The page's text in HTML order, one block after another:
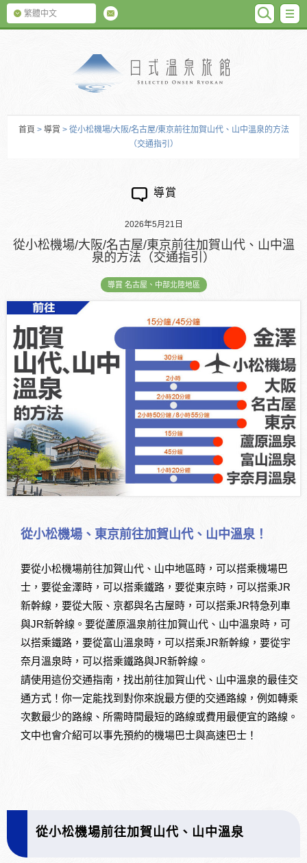
繁體中文
首頁 > 導賞 > 從小松機場/大阪/名古屋/東京前往加賀山代、山中溫泉的方法
（交通指引）
導賞
2026年5月21日
從小松機場/大阪/名古屋/東京前往加賀山代、山中溫
泉的方法（交通指引）
導賞 名古屋、中部北陸地區
從小松機場、東京前往加賀山代、山中溫泉！
要從小松機場前往加賀山代、山中地區時，可以搭乘機場巴
士，要從金澤時，可以搭乘鐵路，要從東京時，可以搭乘JR
新幹線，要從大阪、京都與名古屋時，可以搭乘JR特急列車
與JR新幹線。要從蘆原溫泉前往加賀山代、山中溫泉時，可
以搭乘鐵路，要從富山溫泉時，可以搭乘JR新幹線，要從宇
奈月溫泉時，可以搭乘鐵路與JR新幹線。
請使用這份交通指南，找出前往加賀山代、山中溫泉的最佳交
通方式！你一定能找到對你來說最方便的交通路線，例如轉乘
次數最少的路線、所需時間最短的路線或費用最便宜的路線。
文中也會介紹可以事先預約的機場巴士與高速巴士！
從小松機場前往加賀山代、山中溫泉